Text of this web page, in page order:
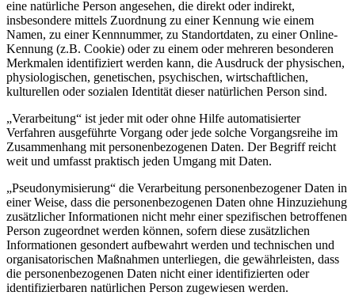
eine natürliche Person angesehen, die direkt oder indirekt,
insbesondere mittels Zuordnung zu einer Kennung wie einem
Namen, zu einer Kennnummer, zu Standortdaten, zu einer Online-
Kennung (z.B. Cookie) oder zu einem oder mehreren besonderen
Merkmalen identifiziert werden kann, die Ausdruck der physischen,
physiologischen, genetischen, psychischen, wirtschaftlichen,
kulturellen oder sozialen Identität dieser natürlichen Person sind.
„Verarbeitung“ ist jeder mit oder ohne Hilfe automatisierter
Verfahren ausgeführte Vorgang oder jede solche Vorgangsreihe im
Zusammenhang mit personenbezogenen Daten. Der Begriff reicht
weit und umfasst praktisch jeden Umgang mit Daten.
„Pseudonymisierung“ die Verarbeitung personenbezogener Daten in
einer Weise, dass die personenbezogenen Daten ohne Hinzuziehung
zusätzlicher Informationen nicht mehr einer spezifischen betroffenen
Person zugeordnet werden können, sofern diese zusätzlichen
Informationen gesondert aufbewahrt werden und technischen und
organisatorischen Maßnahmen unterliegen, die gewährleisten, dass
die personenbezogenen Daten nicht einer identifizierten oder
identifizierbaren natürlichen Person zugewiesen werden.